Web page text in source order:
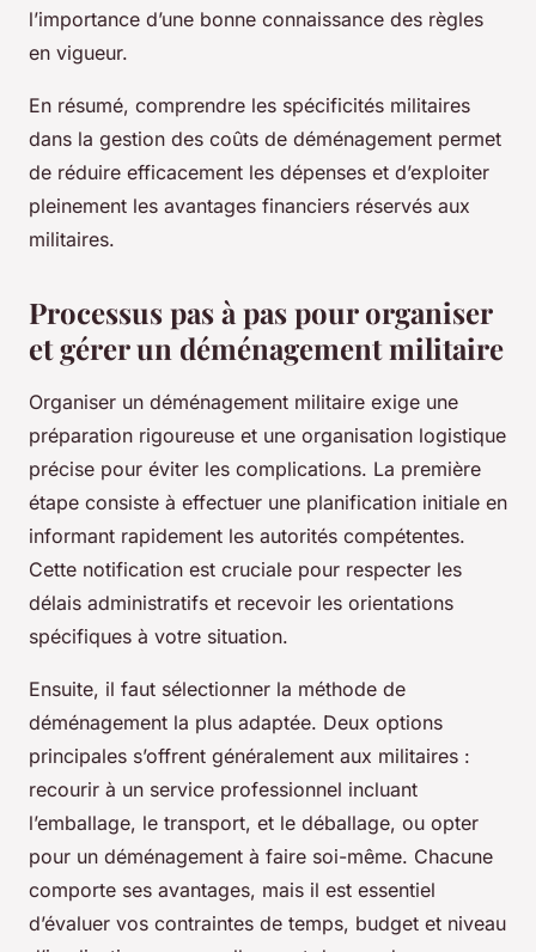
l’importance d’une bonne connaissance des règles
en vigueur.
En résumé, comprendre les spécificités militaires
dans la gestion des coûts de déménagement permet
de réduire efficacement les dépenses et d’exploiter
pleinement les avantages financiers réservés aux
militaires.
Processus pas à pas pour organiser
et gérer un déménagement militaire
Organiser un déménagement militaire exige une
préparation rigoureuse et une organisation logistique
précise pour éviter les complications. La première
étape consiste à effectuer une planification initiale en
informant rapidement les autorités compétentes.
Cette notification est cruciale pour respecter les
délais administratifs et recevoir les orientations
spécifiques à votre situation.
Ensuite, il faut sélectionner la méthode de
déménagement la plus adaptée. Deux options
principales s’offrent généralement aux militaires :
recourir à un service professionnel incluant
l’emballage, le transport, et le déballage, ou opter
pour un déménagement à faire soi-même. Chacune
comporte ses avantages, mais il est essentiel
d’évaluer vos contraintes de temps, budget et niveau